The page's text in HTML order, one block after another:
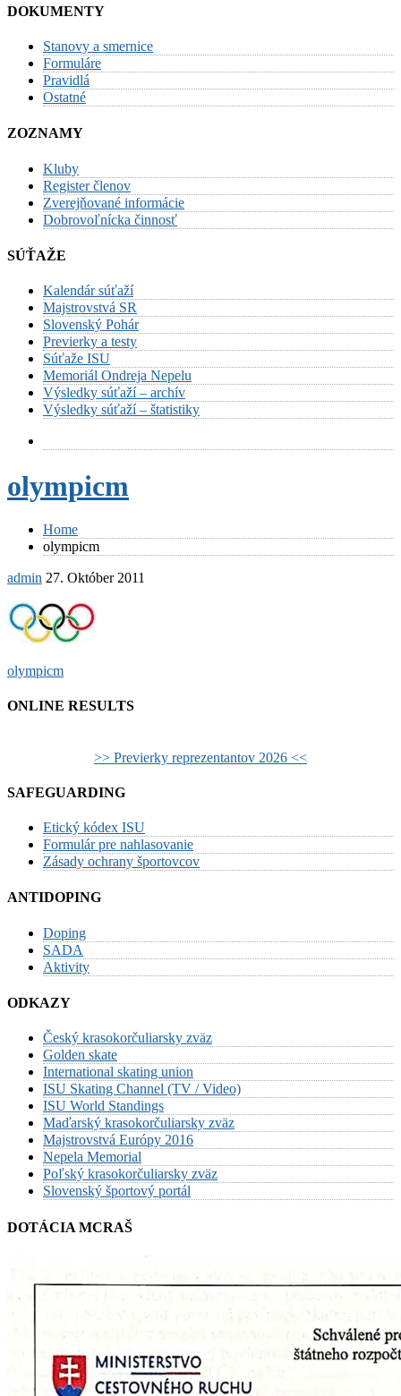
DOKUMENTY
Stanovy a smernice
Formuláre
Pravidlá
Ostatné
ZOZNAMY
Kluby
Register členov
Zverejňované informácie
Dobrovoľnícka činnosť
SÚŤAŽE
Kalendár súťaží
Majstrovstvá SR
Slovenský Pohár
Previerky a testy
Súťaže ISU
Memoriál Ondreja Nepelu
Výsledky súťaží – archív
Výsledky súťaží – štatistiky
olympicm
Home
olympicm
admin 27. Október 2011
Post
navigation
olympicm
ONLINE RESULTS
>> Previerky reprezentantov 2026 <<
SAFEGUARDING
Etický kódex ISU
Formulár pre nahlasovanie
Zásady ochrany športovcov
ANTIDOPING
Doping
SADA
Aktivity
ODKAZY
Český krasokorčuliarsky zväz
Golden skate
International skating union
ISU Skating Channel (TV / Video)
ISU World Standings
Maďarský krasokorčuliarsky zväz
Majstrovstvá Európy 2016
Nepela Memorial
Poľský krasokorčuliarsky zväz
Slovenský športový portál
DOTÁCIA MCRAŠ